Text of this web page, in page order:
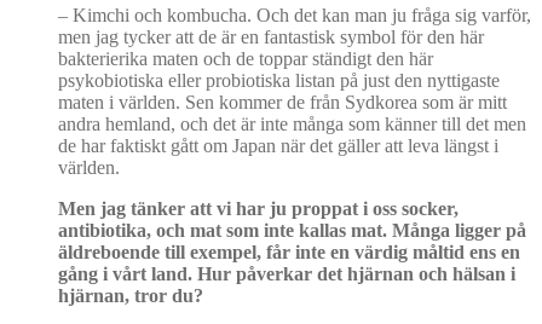
– Kimchi och kombucha. Och det kan man ju fråga sig varför,
men jag tycker att de är en fantastisk symbol för den här
bakterierika maten och de toppar ständigt den här
psykobiotiska eller probiotiska listan på just den nyttigaste
maten i världen. Sen kommer de från Sydkorea som är mitt
andra hemland, och det är inte många som känner till det men
de har faktiskt gått om Japan när det gäller att leva längst i
världen.
Men jag tänker att vi har ju proppat i oss socker,
antibiotika, och mat som inte kallas mat. Många ligger på
äldreboende till exempel, får inte en värdig måltid ens en
gång i vårt land. Hur påverkar det hjärnan och hälsan i
hjärnan, tror du?